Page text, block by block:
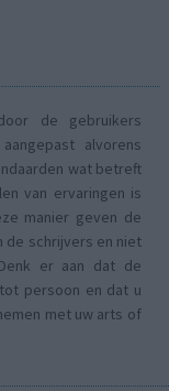
de gebruikers
alvorens
wat betreft
van ervaringen is
manier geven de
de schrijvers en niet
er aan dat de
persoon en dat u
met uw arts of